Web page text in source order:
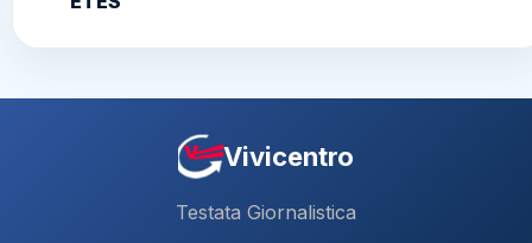
Vivicentro
Testata Giornalistica